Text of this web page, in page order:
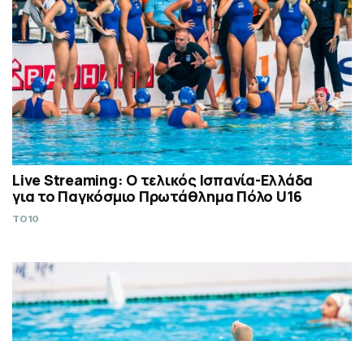
Live Streaming: Ο τελικός Ισπανία-Ελλάδα
για το Παγκόσμιο Πρωτάθλημα Πόλο U16
TO10